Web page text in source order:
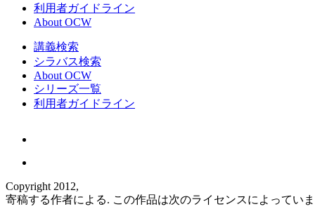
利用者ガイドライン
About OCW
講義検索
シラバス検索
About OCW
シリーズ一覧
利用者ガイドライン
Copyright 2012,
寄稿する作者による. この作品は次のライセンスによってい